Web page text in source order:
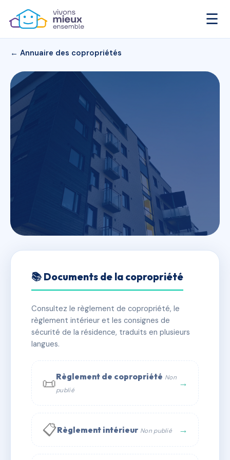
☰
← Annuaire des copropriétés
LE SURCOUF
⚠ IMMATRICULEE_RATTACHEMENT_EXPIRE
🏠 125 lots
🏗 2 bâtiment(s)
📞 Contacter Syndic Digital 💬 WhatsApp
✉ Email
📚 Documents de la copropriété
Consultez le règlement de copropriété, le
règlement intérieur et les consignes de
sécurité de la résidence, traduits en plusieurs
langues.
📜Règlement de copropriété Non
publié
→
📋Règlement intérieur Non publié →